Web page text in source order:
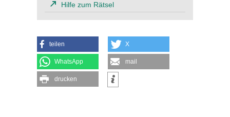
Hilfe zum Rätsel
teilen X
WhatsApp mail
drucken